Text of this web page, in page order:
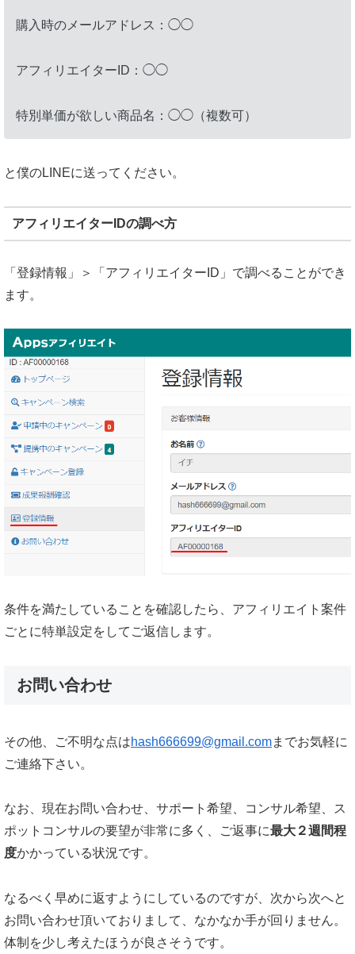
購入時のメールアドレス：◯◯
アフィリエイターID：◯◯
特別単価が欲しい商品名：◯◯（複数可）
と僕のLINEに送ってください。
アフィリエイターIDの調べ方
「登録情報」＞「アフィリエイターID」で調べることができ
ます。
条件を満たしていることを確認したら、アフィリエイト案件
ごとに特単設定をしてご返信します。
お問い合わせ
その他、ご不明な点はhash666699@gmail.comまでお気軽に
ご連絡下さい。
なお、現在お問い合わせ、サポート希望、コンサル希望、ス
ポットコンサルの要望が非常に多く、ご返事に最大２週間程
度かかっている状況です。
なるべく早めに返すようにしているのですが、次から次へと
お問い合わせ頂いておりまして、なかなか手が回りません。
体制を少し考えたほうが良さそうです。